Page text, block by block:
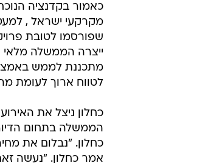
כאמור בקדנציה
מקרקעי ישראל ,
שפורסמו לטובת
מתכננת לממש
לטווח ארוך לעומת
כחלון ניצל את
הממשלה בתחום
כחלון. "נבלום את
אמר כחלון. "נעשה